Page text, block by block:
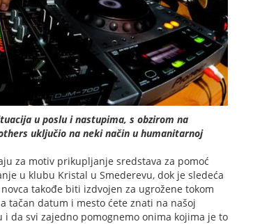
u poslu i nastupima, s obzirom na
uključio na neki način u humanitarnoj
za motiv prikupljanje sredstava za pomoć
u klubu Kristal u Smederevu, dok je sledeća
takođe biti izdvojen za ugrožene tokom
tačan datum i mesto ćete znati na našoj
da svi zajedno pomognemo onima kojima je to